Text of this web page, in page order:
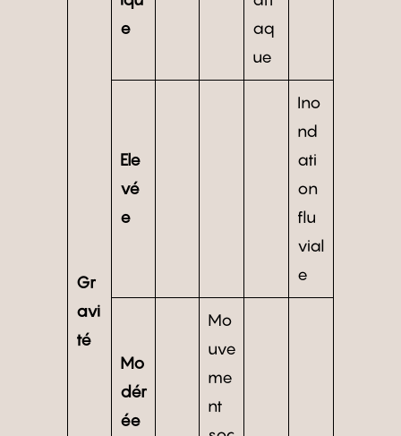
Gr
avi
té
e
aq
ue
Ele
vé
e
Ino
nd
ati
on
flu
vial
e
Mo
dér
ée
Mo
uve
me
nt